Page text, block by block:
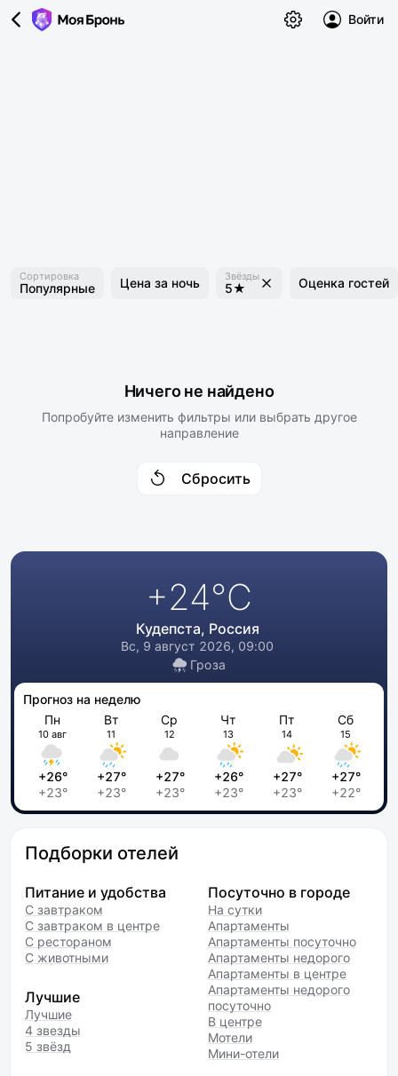
Войти
Сортировка
Популярные Цена за ночь Звёзды
5★ Оценка гостей
Ничего не найдено
Попробуйте изменить фильтры или выбрать другое
направление
Сбросить
+24°C
Кудепста, Россия
Вс, 9 август 2026, 09:00
Гроза
Прогноз на неделю
Пн
10 авг
+26°
+23°
Вт
11
+27°
+23°
Ср
12
+27°
+23°
Чт
13
+26°
+23°
Пт
14
+27°
+23°
Сб
15
+27°
+22°
Подборки отелей
Питание и удобства
С завтраком
С завтраком в центре
С рестораном
С животными
Лучшие
Лучшие
4 звезды
5 звёзд
Посуточно в городе
На сутки
Апартаменты
Апартаменты посуточно
Апартаменты недорого
Апартаменты в центре
Апартаменты недорого
посуточно
В центре
Мотели
Мини-отели